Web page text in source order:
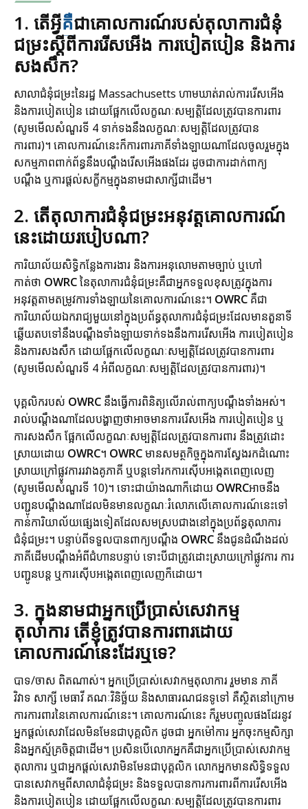
1. តើអ្វីគឺជាគោលការណ៍របស់តុលាការជំនុំ
ជម្រះស្តីពីការរើសអើង ការបៀតបៀន និងការ
សងសឹក?
សាលាជំនុំជម្រះនៃរដ្ឋ Massachusetts ហាមឃាត់រាល់ការរើសអើង
និងការបៀតបៀន ដោយផ្អែកលើលក្ខណៈសម្បត្តិដែលត្រូវបានការពារ
(សូមមើលសំណួរទី 4 ទាក់ទងនឹងលក្ខណៈសម្បត្តិដែលត្រូវបាន
ការពារ)។ គោលការណ៍នេះក៏ការពារភាគីទាំងឡាយណាដែលចូលរួមក្នុង
សកម្មភាពពាក់ព័ន្ធនឹងបណ្តឹងរើសអើងផងដែរ ដូចជាការដាក់ពាក្យ
បណ្តឹង ឬការផ្តល់សក្ខីកម្មក្នុងនាមជាសាក្សីជាដើម។
2. តើតុលាការជំនុំជម្រះអនុវត្តគោលការណ៍
នេះដោយរបៀបណា?
ការិយាល័យសិទ្ធិកន្លែងការងារ និងការអនុលោមតាមច្បាប់ ឬហៅ
កាត់ថា OWRCនៃតុលាការជំនុំជម្រះគឺជាអ្នកទទួលខុសត្រូវក្នុងការ
អនុវត្តតាមតម្រូវការទាំងឡាយនៃគោលការណ៍នេះ។ OWRC គឺជា
ការិយាល័យឯករាជ្យមួយនៅក្នុងប្រព័ន្ធតុលាការជំនុំជម្រះដែលមានតួនាទី
ឆ្លើយតបទៅនឹងបណ្តឹងទាំងឡាយទាក់ទងនឹងការរើសអើង ការបៀតបៀន
និងការសងសឹក ដោយផ្អែកលើលក្ខណៈសម្បត្តិដែលត្រូវបានការពារ
(សូមមើលសំណួរទី 4 អំពីលក្ខណៈសម្បត្តិដែលត្រូវបានការពារ)។
បុគ្គលិករបស់ OWRC នឹងធ្វើការពិនិត្យលើរាល់ពាក្យបណ្តឹងទាំងអស់។
រាល់បណ្តឹងណាដែលបង្ហាញថាអាចមានការរើសអើង ការបៀតបៀន ឬ
ការសងសឹក ផ្អែកលើលក្ខណៈសម្បត្តិដែលត្រូវបានការពារ នឹងត្រូវដោះ
ស្រាយដោយ OWRC។ OWRCមានសមត្ថកិច្ចក្នុងការស្វែងរកដំណោះ
ស្រាយក្រៅផ្លូវការរវាងគូភាគី ឬបន្តទៅរកការស៊ើបអង្កេតពេញលេញ
(សូមមើលសំណួរទី 10)។ ទោះជាយ៉ាងណាក៏ដោយ OWRCអាចនឹង
បញ្ជូនបណ្តឹងណាដែលមិនមានលក្ខណៈរំលោភលើគោលការណ៍នេះទៅ
កាន់ការិយាល័យផ្សេងទៀតដែលសមស្របជាងនៅក្នុងប្រព័ន្ធតុលាការ
ជំនុំជម្រះ។ បន្ទាប់ពីទទួលបានពាក្យបណ្តឹង OWRC នឹងជូនដំណឹងដល់
ភាគីដើមបណ្តឹងអំពីជំហានបន្ទាប់ ទោះបីជាត្រូវដោះស្រាយក្រៅផ្លូវការ ការ
បញ្ជូនបន្ត ឬការស៊ើបអង្កេតពេញលេញក៏ដោយ។
3. ក្នុងនាមជាអ្នកប្រើប្រាស់សេវាកម្ម
តុលាការ តើខ្ញុំត្រូវបានការពារដោយ
គោលការណ៍នេះដែរឬទេ?
បាទ/ចាស ពិតណាស់។ អ្នកប្រើប្រាស់សេវាកម្មតុលាការ រួមមាន ភាគី
វិវាទ សាក្សី មេធាវី គណៈវិនិច្ឆ័យ និងសាធារណជនទូទៅ គឺស្ថិតនៅក្រោម
ការការពារនៃគោលការណ៍នេះ។ គោលការណ៍នេះ ក៏រួមបញ្ចូលផងដែរនូវ
អ្នកផ្តល់សេវាដែលមិនមែនជាបុគ្គលិក ដូចជា អ្នកម៉ៅការ អ្នកចុះកម្មសិក្សា
និងអ្នកស្ម័គ្រចិត្តជាដើម។ ប្រសិនបើលោកអ្នកគឺជាអ្នកប្រើប្រាស់សេវាកម្ម
តុលាការ ឬជាអ្នកផ្តល់សេវាមិនមែនជាបុគ្គលិក លោកអ្នកមានសិទ្ធិទទួល
បានសេវាកម្មពីសាលាជំនុំជម្រះ និងទទួលបានការការពារពីការរើសអើង
និងការបៀតបៀន ដោយផ្អែកលើលក្ខណៈសម្បត្តិដែលត្រូវបានការពារ